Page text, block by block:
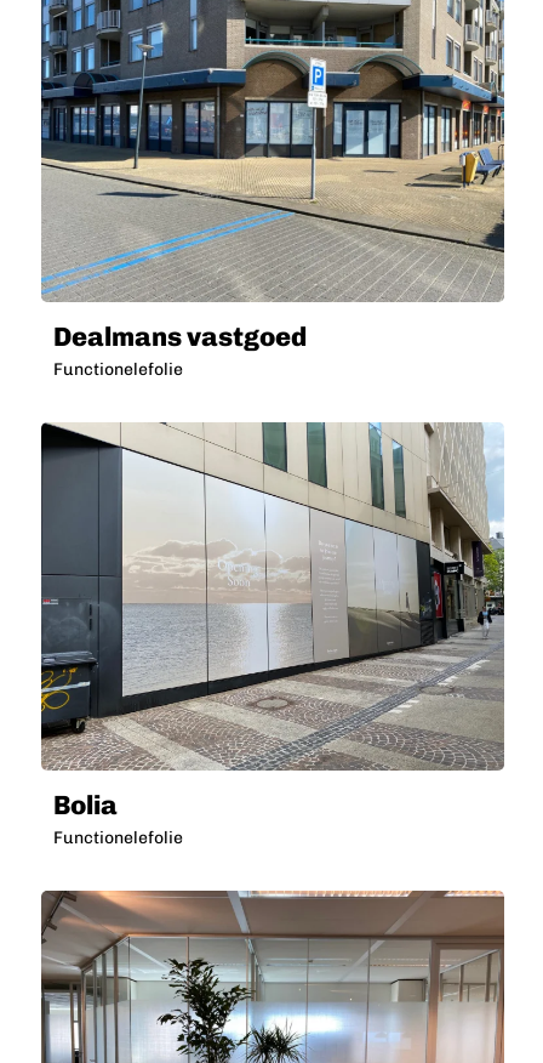
Dealmans vastgoed
Functionelefolie
Bolia
Functionelefolie